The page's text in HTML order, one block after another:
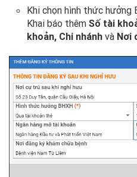
Khi chọn hình thức hưởng
Khai báo thêm Số tài
khoản, Chi nhánh và Nơi